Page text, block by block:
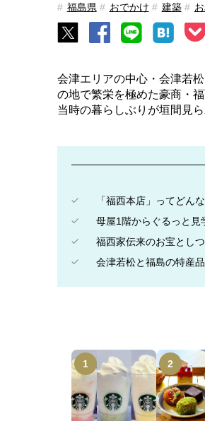
福島県 おでかけ 建築
会津エリアの中心・会津若
の地で繁栄を極めた豪商・
当時の暮らしぶりが垣間見
「福西本店」ってどん
母屋1階からぐるっと見
福西家伝来のお宝とし
会津若松と福島の特産